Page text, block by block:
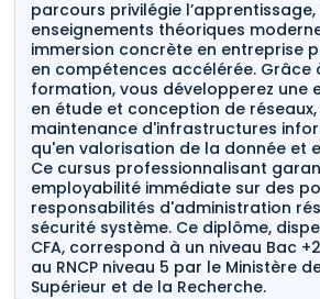
parcours privilégie
enseignements théoriques
immersion concrète en entreprise
en compétences accélérée. Grâce
formation, vous développerez une
en étude et conception de
maintenance d'infrastructures
qu'en valorisation de la donnée et
Ce cursus professionnalisant
employabilité immédiate sur des
responsabilités d'administration
sécurité système. Ce diplôme,
CFA, correspond à un niveau Bac
au RNCP niveau 5 par le Ministère
Supérieur et de la Recherche.